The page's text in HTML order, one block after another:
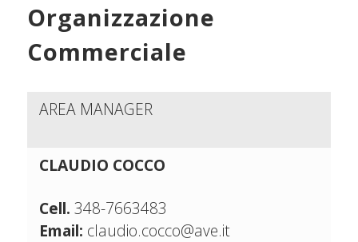
Organizzazione
Commerciale
AREA MANAGER
CLAUDIO COCCO
Cell. 348-7663483
Email: claudio.cocco@ave.it